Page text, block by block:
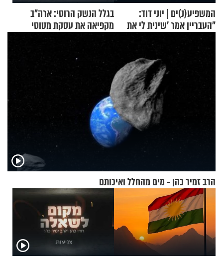
המשפיע(נ)ים | יוני דוד:
"העבריין אמר 'שינית לי את
החיים מהקצה אל הקצה'"
בגלל הנשק הרוסי: ארה"ב
מקפיאה את עסקת מטוסי
הקרב לטורקיה
הרב זמיר כהן - מים מהחלל ואיכותם